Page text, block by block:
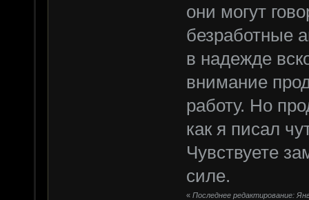
они могут
безработные
в надежде
внимание
работу. Но
как я писал
Чувствуете
силе.
« Последнее редактирование: